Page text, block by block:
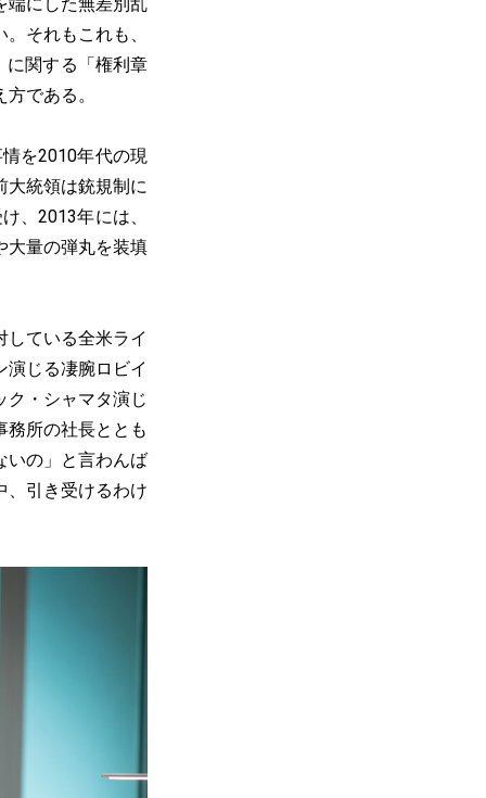
それもこれも、
に関する「権利章
である。
を2010年代の現
大統領は銃規制に
、2013年には、
大量の弾丸を装填
ている全米ライ
演じる凄腕ロビイ
ク・シャマタ演じ
務所の社長ととも
いの」と言わんば
、引き受けるわけ